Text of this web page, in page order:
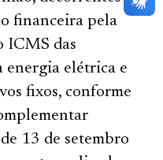
financeira pela
ICMS das
energia elétrica e
fixos, conforme
13 de setembro